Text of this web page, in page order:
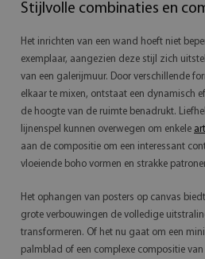
Stijlvolle combinaties en
Het inrichten van een wand hoeft niet
exemplaar, aangezien deze stijl zich
van een galerijmuur. Door verschillende
elkaar te mixen, ontstaat een dynamisch
de hoogte van de ruimte benadrukt.
lijnenspel kunnen overwegen om enkele
aan de compositie om een interessant
vloeiende boho vormen en strakke
Het ophangen van posters op canvas
grote verbouwingen de volledige
transformeren. Of het nu gaat om een
palmblad of een complexe compositie